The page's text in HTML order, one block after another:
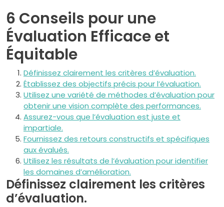
6 Conseils pour une
Évaluation Efficace et
Équitable
Définissez clairement les critères d’évaluation.
Établissez des objectifs précis pour l’évaluation.
Utilisez une variété de méthodes d’évaluation pour
obtenir une vision complète des performances.
Assurez-vous que l’évaluation est juste et
impartiale.
Fournissez des retours constructifs et spécifiques
aux évalués.
Utilisez les résultats de l’évaluation pour identifier
les domaines d’amélioration.
Définissez clairement les critères
d’évaluation.